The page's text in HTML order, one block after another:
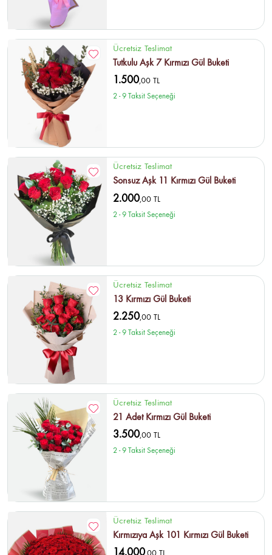
Ücretsiz Teslimat
Tutkulu Aşk 7 Kırmızı Gül Buketi
1.500,00 TL
2 - 9 Taksit Seçeneği
Ücretsiz Teslimat
Sonsuz Aşk 11 Kırmızı Gül Buketi
2.000,00 TL
2 - 9 Taksit Seçeneği
Ücretsiz Teslimat
13 Kırmızı Gül Buketi
2.250,00 TL
2 - 9 Taksit Seçeneği
Ücretsiz Teslimat
21 Adet Kırmızı Gül Buketi
3.500,00 TL
2 - 9 Taksit Seçeneği
Ücretsiz Teslimat
Kırmızıya Aşk 101 Kırmızı Gül Buketi